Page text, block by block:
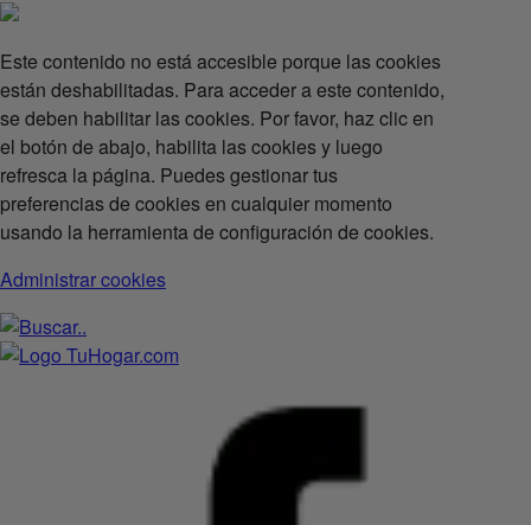
Este contenido no está accesible porque las cookies
están deshabilitadas. Para acceder a este contenido,
se deben habilitar las cookies. Por favor, haz clic en
el botón de abajo, habilita las cookies y luego
refresca la página. Puedes gestionar tus
preferencias de cookies en cualquier momento
usando la herramienta de configuración de cookies.
Administrar cookies